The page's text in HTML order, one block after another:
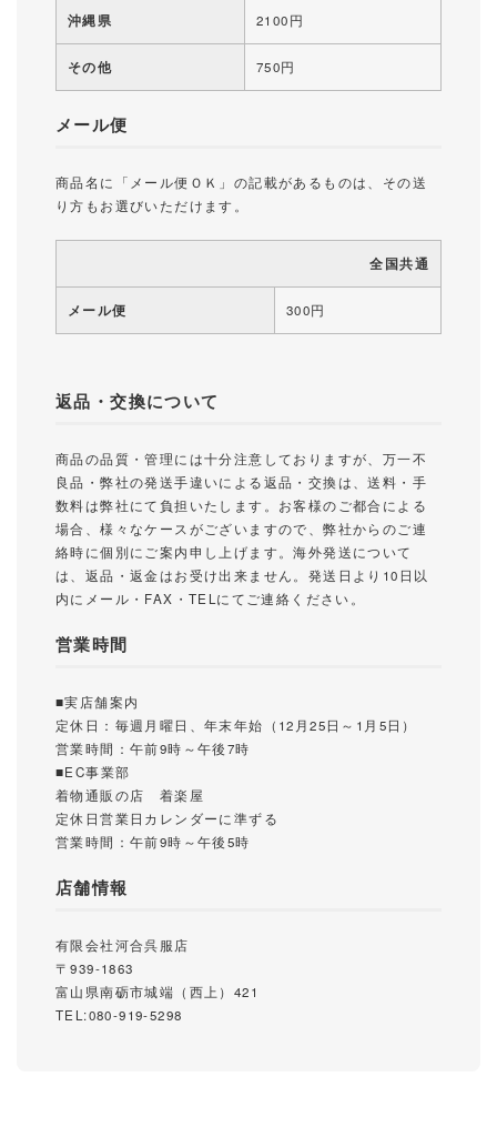
沖縄県 2100円
その他 750円
メール便
商品名に「メール便ＯＫ」の記載があるものは、その送
り方もお選びいただけます。
全国共通
メール便 300円
返品・交換について
商品の品質・管理には十分注意しておりますが、万一不
良品・弊社の発送手違いによる返品・交換は、送料・手
数料は弊社にて負担いたします。お客様のご都合による
場合、様々なケースがございますので、弊社からのご連
絡時に個別にご案内申し上げます。海外発送について
は、返品・返金はお受け出来ません。発送日より10日以
内にメール・FAX・TELにてご連絡ください。
営業時間
■実店舗案内
定休日：毎週月曜日、年末年始（12月25日～1月5日）
営業時間：午前9時～午後7時
■EC事業部
着物通販の店 着楽屋
定休日営業日カレンダーに準ずる
営業時間：午前9時～午後5時
店舗情報
有限会社河合呉服店
〒939-1863
富山県南砺市城端（西上）421
TEL:080-919-5298